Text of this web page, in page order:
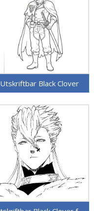
Utskriftbar Black Clover